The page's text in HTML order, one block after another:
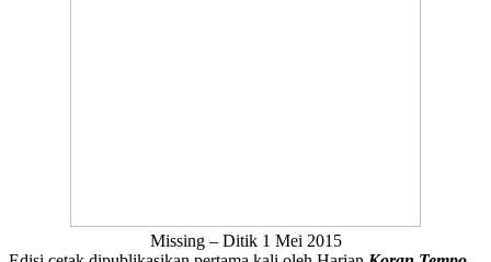
Missing – Ditik 1 Mei 2015